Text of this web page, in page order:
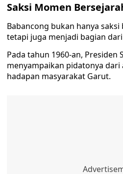
Saksi Momen
Babancong bukan hanya
tetapi juga menjadi bagian
Pada tahun 1960-an, Presiden
menyampaikan pidatonya dari
hadapan masyarakat Garut.